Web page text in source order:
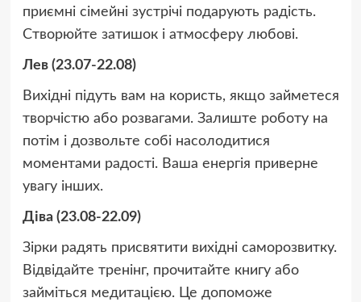
приємні сімейні зустрічі подарують радість.
Створюйте затишок і атмосферу любові.
Лев (23.07-22.08)
Вихідні підуть вам на користь, якщо займетеся
творчістю або розвагами. Залиште роботу на
потім і дозвольте собі насолодитися
моментами радості. Ваша енергія приверне
увагу інших.
Діва (23.08-22.09)
Зірки радять присвятити вихідні саморозвитку.
Відвідайте тренінг, прочитайте книгу або
займіться медитацією. Це допоможе